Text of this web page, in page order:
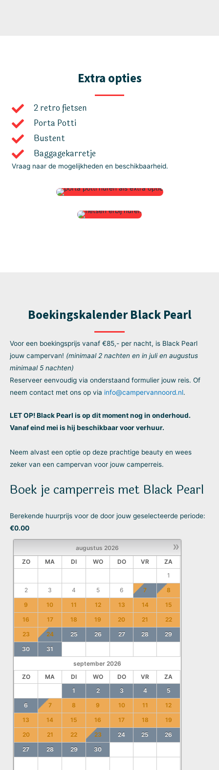
Extra opties
2 retro fietsen
Porta Potti
Bustent
Baggagekarretje
Vraag naar de mogelijkheden en beschikbaarheid.
Boekingskalender Black Pearl
Voor een boekingsprijs vanaf €85,- per nacht, is Black Pearl
jouw campervan! (minimaal 2 nachten en in juli en augustus
minimaal 5 nachten)
Reserveer eenvoudig via onderstaand formulier jouw reis. Of
neem contact met ons op via info@campervannoord.nl.
LET OP! Black Pearl is op dit moment nog in onderhoud.
Vanaf eind mei is hij beschikbaar voor verhuur.
Neem alvast een optie op deze prachtige beauty en wees
zeker van een campervan voor jouw camperreis.
Boek je camperreis met Black Pearl
Berekende huurprijs voor de door jouw geselecteerde periode:
€0.00
»
augustus 2026
ZO
MA DI WO DO VR
ZA
1
2
3 4 5 6 7
8
9
10 11 12 13 14
15
16
17 18 19 20 21
22
23
24 25 26 27 28
29
30
31
september 2026
ZO
MA DI WO DO VR
ZA
1
2 3 4
5
6
7 8 9 10 11
12
13
14 15 16 17 18
19
20
21 22 23 24 25
26
27
28 29 30